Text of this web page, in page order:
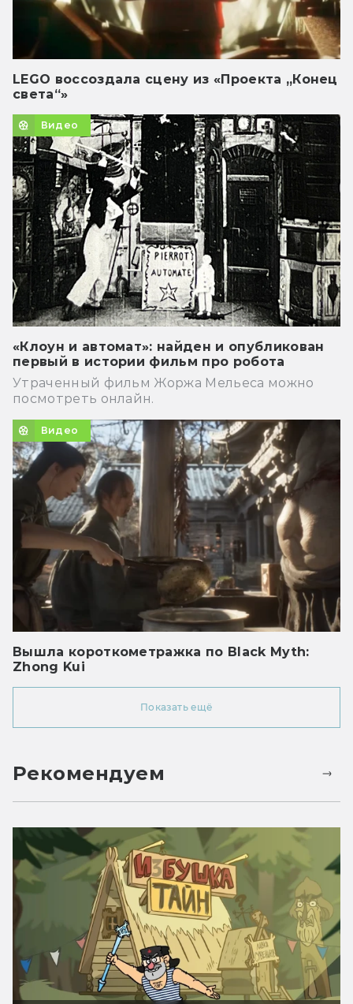
LEGO воссоздала сцену из «Проекта „Конец
света“»
Видео
«Клоун и автомат»: найден и опубликован
первый в истории фильм про робота
Утраченный фильм Жоржа Мельеса можно
посмотреть онлайн.
Видео
Вышла короткометражка по Black Myth:
Zhong Kui
Показать ещё
Рекомендуем